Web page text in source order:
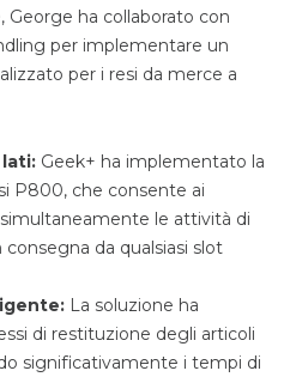
ha collaborato con
per implementare un
per i resi da merce a
lati: Geek+ ha implementato la
P800, che consente ai
le attività di
da qualsiasi slot
La soluzione ha
di restituzione degli articoli
significativamente i tempi di